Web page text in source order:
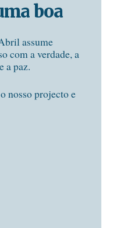
boa
assume
com a verdade, a
a paz.
nosso projecto e